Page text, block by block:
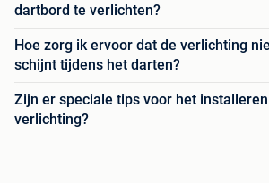
dartbord te verlichten?
Hoe zorg ik ervoor dat de verlichting
schijnt tijdens het darten?
Zijn er speciale tips voor het
verlichting?